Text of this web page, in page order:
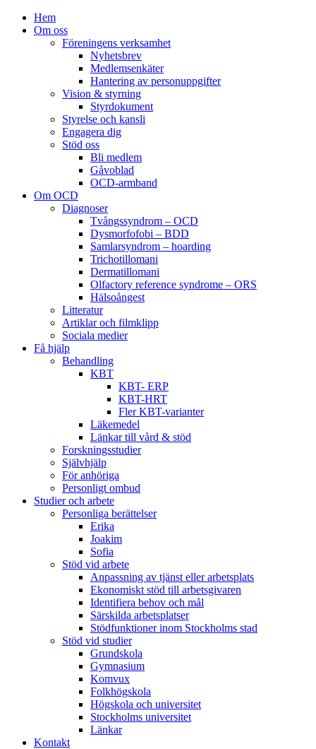
Hem
Om oss
Föreningens verksamhet
Nyhetsbrev
Medlemsenkäter
Hantering av personuppgifter
Vision & styrning
Styrdokument
Styrelse och kansli
Engagera dig
Stöd oss
Bli medlem
Gåvoblad
OCD-armband
Om OCD
Diagnoser
Tvångssyndrom – OCD
Dysmorfofobi – BDD
Samlarsyndrom – hoarding
Trichotillomani
Dermatillomani
Olfactory reference syndrome – ORS
Hälsoångest
Litteratur
Artiklar och filmklipp
Sociala medier
Få hjälp
Behandling
KBT
KBT- ERP
KBT-HRT
Fler KBT-varianter
Läkemedel
Länkar till vård & stöd
Forskningsstudier
Självhjälp
För anhöriga
Personligt ombud
Studier och arbete
Personliga berättelser
Erika
Joakim
Sofia
Stöd vid arbete
Anpassning av tjänst eller arbetsplats
Ekonomiskt stöd till arbetsgivaren
Identifiera behov och mål
Särskilda arbetsplatser
Stödfunktioner inom Stockholms stad
Stöd vid studier
Grundskola
Gymnasium
Komvux
Folkhögskola
Högskola och universitet
Stockholms universitet
Länkar
Kontakt